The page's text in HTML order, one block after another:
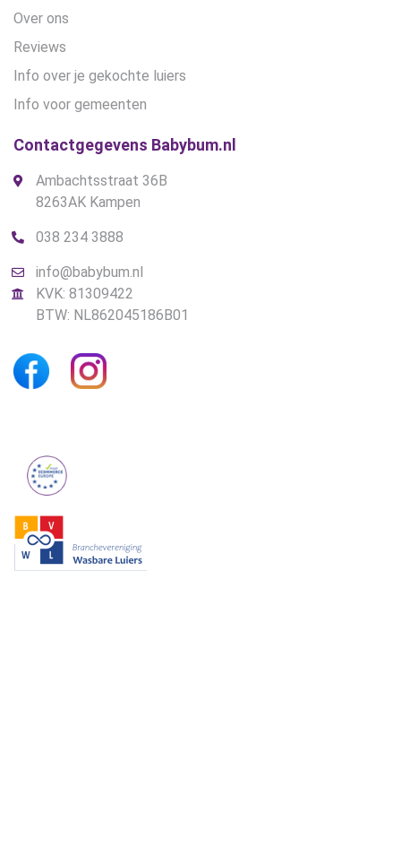
Over ons
Reviews
Info over je gekochte luiers
Info voor gemeenten
Contactgegevens Babybum.nl
Ambachtsstraat 36B
8263AK Kampen
038 234 3888
info@babybum.nl
KVK: 81309422
BTW: NL862045186B01